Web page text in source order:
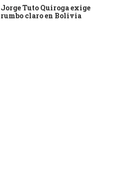
Jorge Tuto Quiroga exige
rumbo claro en Bolivia